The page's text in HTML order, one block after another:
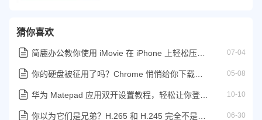
猜你喜欢
07-04
05-08
10-10
06-30